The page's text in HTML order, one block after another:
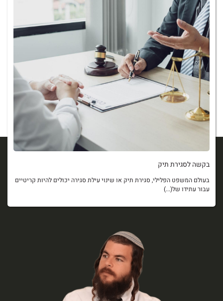
בקשה לסגירת תיק
בעולם המשפט הפלילי, סגירת תיק או שינוי עילת סגירה יכולים להיות קריטיים
עבור עתידו של(...)